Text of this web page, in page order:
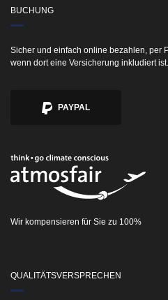
BUCHUNG
Sicher und einfach online bezahlen, per
wenn dort eine Versicherung inkludiert ist.
PAYPAL
Wir kompensieren für Sie zu 100%
QUALITÄTSVERSPRECHEN